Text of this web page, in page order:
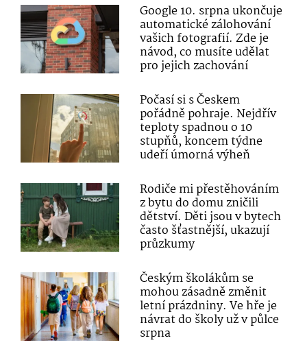
Google 10. srpna ukončuje
automatické zálohování
vašich fotografií. Zde je
návod, co musíte udělat
pro jejich zachování
Počasí si s Českem
pořádně pohraje. Nejdřív
teploty spadnou o 10
stupňů, koncem týdne
udeří úmorná výheň
Rodiče mi přestěhováním
z bytu do domu zničili
dětství. Děti jsou v bytech
často šťastnější, ukazují
průzkumy
Českým školákům se
mohou zásadně změnit
letní prázdniny. Ve hře je
návrat do školy už v půlce
srpna